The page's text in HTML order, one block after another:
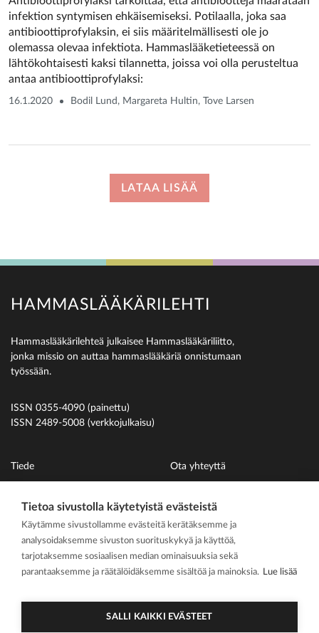
infektion syntymisen ehkäisemiseksi. Potilaalla, joka saa
antibioottiprofylaksin, ei siis määritelmällisesti ole jo
olemassa olevaa infektiota. Hammaslääketieteessä on
lähtökohtaisesti kaksi tilannetta, joissa voi olla perusteltua
antaa antibioottiprofylaksi:
16.1.2020 Bodil Lund, Margareta Hultin, Tove Larsen
LATAA LISÄÄ
HAMMASLÄÄKÄRILEHTI
Hammaslääkärilehteä julkaisee Hammaslääkäriliitto,
jonka missio on auttaa hammaslääkäriä onnistumaan
työssään.
ISSN 0355-4090 (painettu)
ISSN 2489-5008 (verkkojulkaisu)
Tiede
Ihmiset
På svenska
Kirjoitusohjeet
Mediakortti
Ota yhteyttä
Tietoa sivustolla käytetyistä evästeistä
Käytämme sivustollamme evästeitä kerätäksemme ja
analysoidaksemme sivuston suorituskykyä ja käyttöä,
tarjotaksemme sosiaalisen median ominaisuuksia sekä
parantaaksemme ja räätälöidäksemme sisältöä ja mainoksia. Lue lisää
SALLI KAIKKI EVÄSTEET